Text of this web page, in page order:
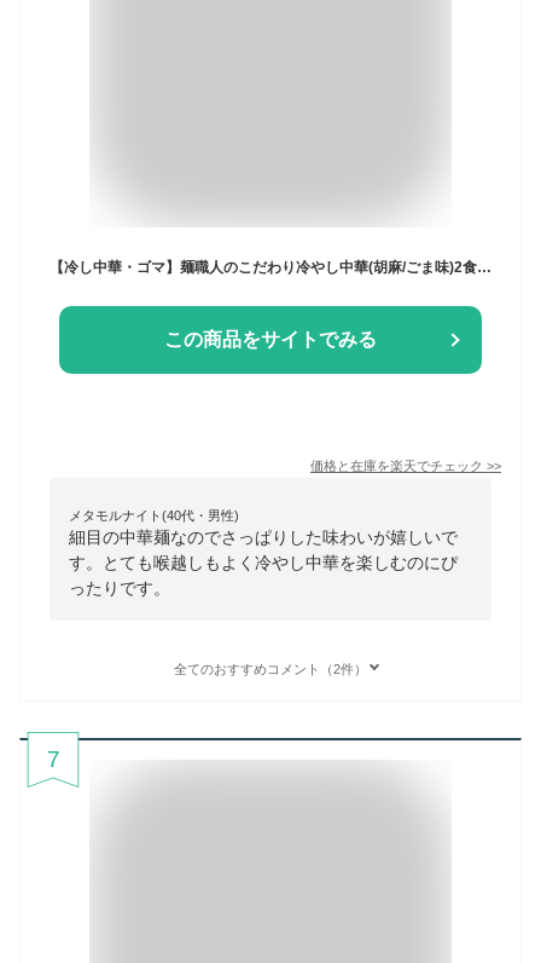
【冷し中華・ゴマ】麺職人のこだわり冷やし中華(胡麻/ごま味)2食パック国内産小麦(ゆめちから×きたほなみ)使用化学調味料「無添加」スープ麺線24番手・細打ち生麺麺匠高橋謹製(雲南市加茂町)常温発送品[5]
この商品をサイトでみる
価格と在庫を楽天でチェック >>
メタモルナイト(40代・男性)
細目の中華麺なのでさっぱりした味わいが嬉しいで
す。とても喉越しもよく冷やし中華を楽しむのにぴ
ったりです。
全てのおすすめコメント（2件）
7